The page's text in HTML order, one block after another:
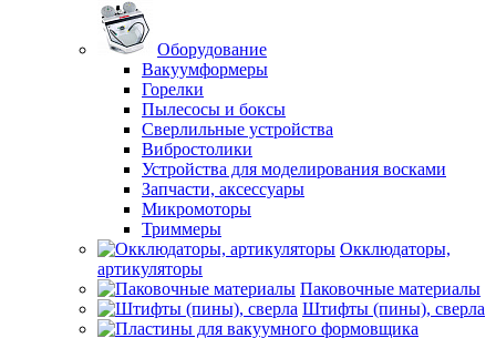
Оборудование
Вакуумформеры
Горелки
Пылесосы и боксы
Сверлильные устройства
Вибростолики
Устройства для моделирования восками
Запчасти, аксессуары
Микромоторы
Триммеры
Окклюдаторы,
артикуляторы
Паковочные материалы
Штифты (пины), сверла